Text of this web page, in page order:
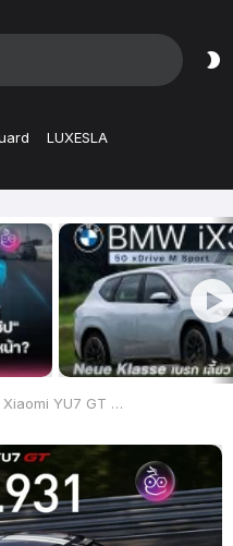
LUXESLA
Xiaomi YU7 GT ทุบสถิติโลก! โค่นแชมป์เก่า Audi-Porsche คว้าตำแหน่ง SUV ที่เร็วที่สุดในสนาม Nürburgring